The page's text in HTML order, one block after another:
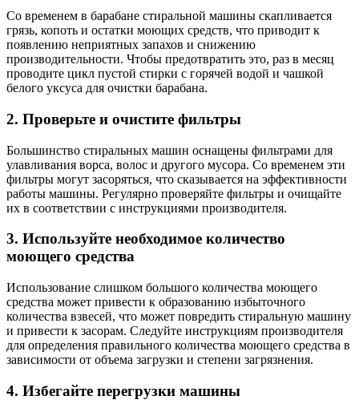
Со временем в барабане стиральной машины скапливается
грязь, копоть и остатки моющих средств, что приводит к
появлению неприятных запахов и снижению
производительности. Чтобы предотвратить это, раз в месяц
проводите цикл пустой стирки с горячей водой и чашкой
белого уксуса для очистки барабана.
2. Проверьте и очистите фильтры
Большинство стиральных машин оснащены фильтрами для
улавливания ворса, волос и другого мусора. Со временем эти
фильтры могут засоряться, что сказывается на эффективности
работы машины. Регулярно проверяйте фильтры и очищайте
их в соответствии с инструкциями производителя.
3. Используйте необходимое количество
моющего средства
Использование слишком большого количества моющего
средства может привести к образованию избыточного
количества взвесей, что может повредить стиральную машину
и привести к засорам. Следуйте инструкциям производителя
для определения правильного количества моющего средства в
зависимости от объема загрузки и степени загрязнения.
4. Избегайте перегрузки машины